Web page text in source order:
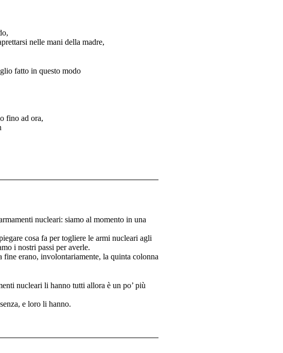
nelle mani della madre,
fatto in questo modo
fino ad ora,
nucleari: siamo al momento in una
cosa fa per togliere le armi nucleari agli
i nostri passi per averle.
erano, involontariamente, la quinta colonna
nucleari li hanno tutti allora è un po’ più
e loro li hanno.